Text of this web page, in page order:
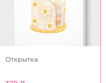
Открытка